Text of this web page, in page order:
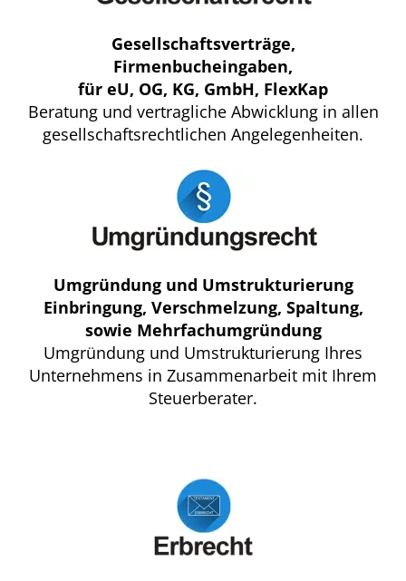
Gesellschaftsverträge,
Firmenbucheingaben,
für eU, OG, KG, GmbH, FlexKap
Beratung und vertragliche Abwicklung in allen
gesellschaftsrechtlichen Angelegenheiten.
Umgründung und Umstrukturierung
Einbringung, Verschmelzung, Spaltung,
sowie Mehrfachumgründung
Umgründung und Umstrukturierung Ihres
Unternehmens in Zusammenarbeit mit Ihrem
Steuerberater.